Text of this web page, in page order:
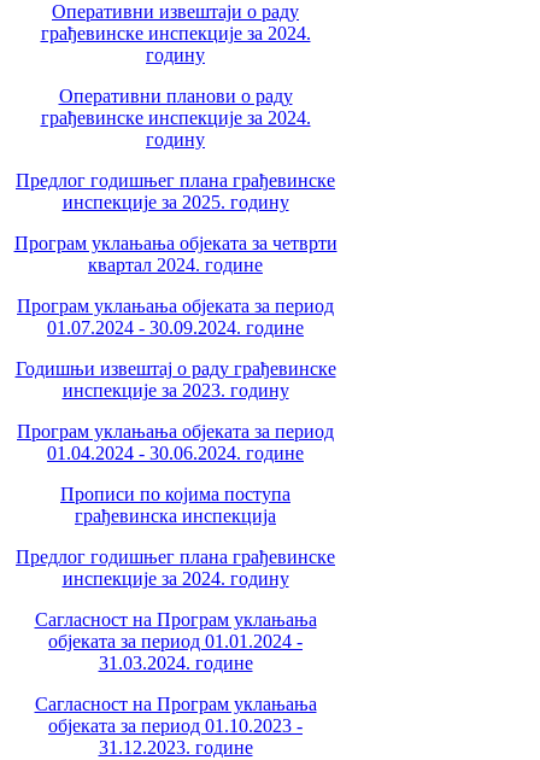
Оперативни извештаји о раду
грађевинске инспекције за 2024.
годину
Оперативни планови о раду
грађевинске инспекције за 2024.
годину
Предлог годишњег плана грађевинске
инспекције за 2025. годину
Програм уклањања објеката за четврти
квартал 2024. године
Програм уклањања објеката за период
01.07.2024 - 30.09.2024. године
Годишњи извештај о раду грађевинске
инспекције за 2023. годину
Програм уклањања објеката за период
01.04.2024 - 30.06.2024. године
Прописи по којима поступа
грађевинска инспекција
Предлог годишњег плана грађевинске
инспекције за 2024. годину
Сагласност на Програм уклањања
објеката за период 01.01.2024 -
31.03.2024. године
Сагласност на Програм уклањања
објеката за период 01.10.2023 -
31.12.2023. године